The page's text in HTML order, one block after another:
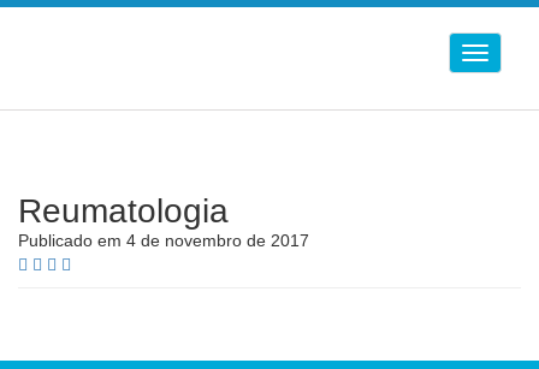
Alternar
Reumatologia
Publicado em 4 de novembro de 2017